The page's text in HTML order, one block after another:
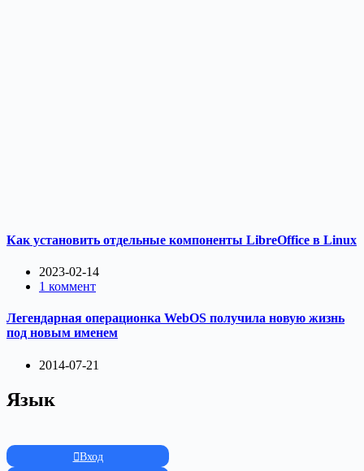
Как установить отдельные компоненты LibreOffice в Linux
2023-02-14
1 коммент
Легендарная операционка WebOS получила новую жизнь
под новым именем
2014-07-21
Язык
Вход